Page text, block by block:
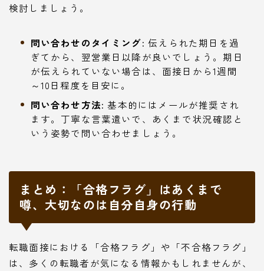
検討しましょう。
問い合わせのタイミング: 伝えられた期日を過
ぎてから、翌営業日以降が良いでしょう。期日
が伝えられていない場合は、面接日から1週間
～10日程度を目安に。
問い合わせ方法: 基本的にはメールが推奨され
ます。丁寧な言葉遣いで、あくまで状況確認と
いう姿勢で問い合わせましょう。
まとめ：「合格フラグ」はあくまで
噂、大切なのは自分自身の行動
転職面接における「合格フラグ」や「不合格フラグ」
は、多くの転職者が気になる情報かもしれませんが、